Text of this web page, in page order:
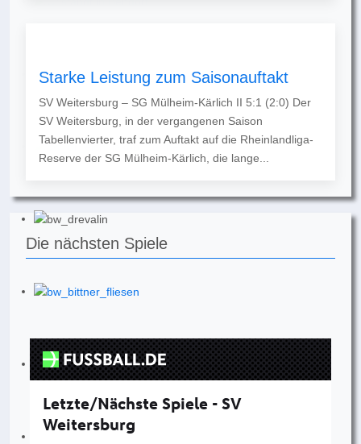
Starke Leistung zum Saisonauftakt
SV Weitersburg – SG Mülheim-Kärlich II 5:1 (2:0) Der
SV Weitersburg, in der vergangenen Saison
Tabellenvierter, traf zum Auftakt auf die Rheinlandliga-
Reserve der SG Mülheim-Kärlich, die lange...
Die nächsten Spiele